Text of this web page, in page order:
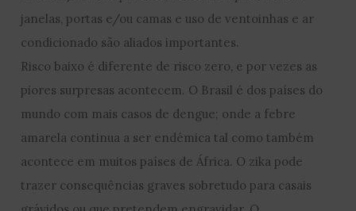
janelas, portas e/ou camas e uso de ventoinhas e ar
condicionado são aliados importantes.
Risco baixo é diferente de risco zero, e por vezes as
piores surpresas acontecem. O Brasil é dos países do
mundo com mais casos de dengue; onde a febre
amarela continua a ser endémica tal como também
acontece em muitos países de África. O zika pode
trazer consequências graves sobretudo para casais